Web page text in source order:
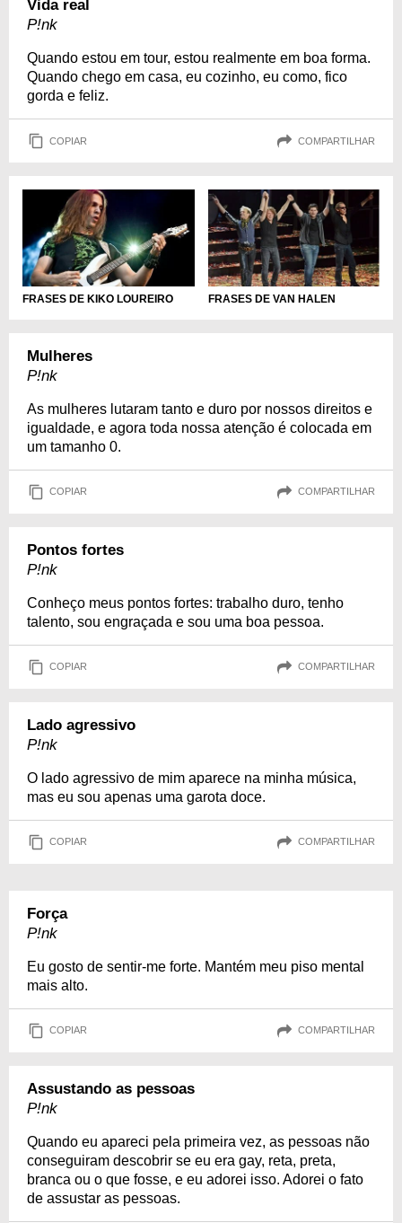
Vida real
P!nk
Quando estou em tour, estou realmente em boa forma.
Quando chego em casa, eu cozinho, eu como, fico
gorda e feliz.
COPIAR COMPARTILHAR
FRASES DE KIKO LOUREIRO FRASES DE VAN HALEN
Mulheres
P!nk
As mulheres lutaram tanto e duro por nossos direitos e
igualdade, e agora toda nossa atenção é colocada em
um tamanho 0.
COPIAR COMPARTILHAR
Pontos fortes
P!nk
Conheço meus pontos fortes: trabalho duro, tenho
talento, sou engraçada e sou uma boa pessoa.
COPIAR COMPARTILHAR
Lado agressivo
P!nk
O lado agressivo de mim aparece na minha música,
mas eu sou apenas uma garota doce.
COPIAR COMPARTILHAR
Força
P!nk
Eu gosto de sentir-me forte. Mantém meu piso mental
mais alto.
COPIAR COMPARTILHAR
Assustando as pessoas
P!nk
Quando eu apareci pela primeira vez, as pessoas não
conseguiram descobrir se eu era gay, reta, preta,
branca ou o que fosse, e eu adorei isso. Adorei o fato
de assustar as pessoas.